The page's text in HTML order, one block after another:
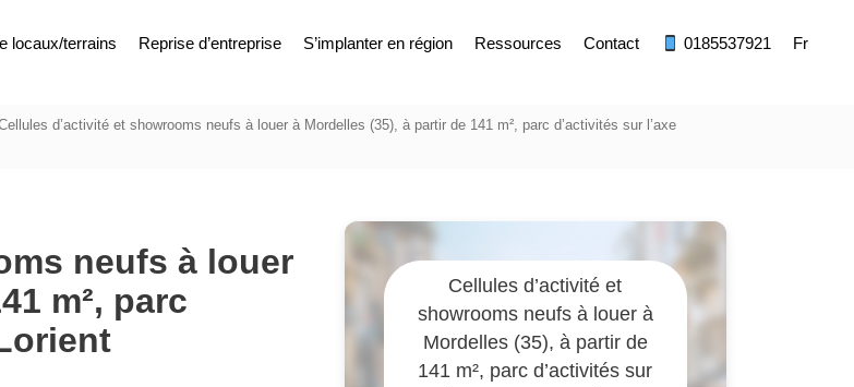
locaux/terrains Reprise d’entreprise S’implanter en région Ressources Contact 0185537921 Fr
d’activité et showrooms neufs à louer à Mordelles (35), à partir de 141 m², parc d’activités sur l’axe
neufs à louer
m², parc
Cellules d’activité et
showrooms neufs à louer à
Mordelles (35), à partir de
141 m², parc d’activités sur